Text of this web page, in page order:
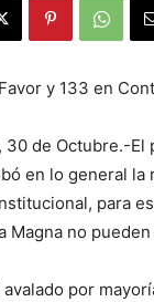
y 133 en
30 de Octubre.-El
en lo general la
para
Magna no
por